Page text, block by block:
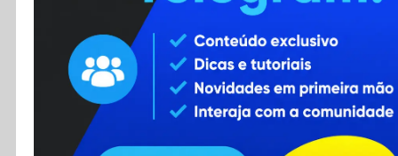
Contato
RSS